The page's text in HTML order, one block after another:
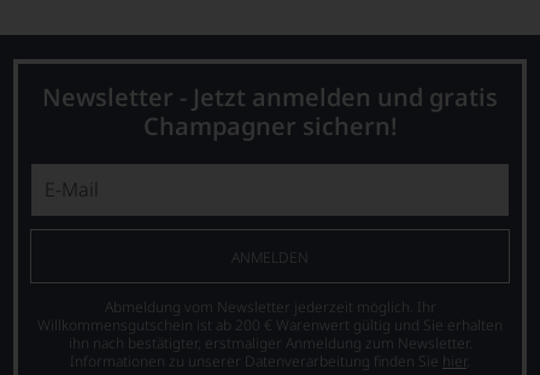
Newsletter - Jetzt anmelden und gratis
Champagner sichern!
ANMELDEN
Abmeldung vom Newsletter jederzeit möglich. Ihr
Willkommensgutschein ist ab 200 € Warenwert gültig und Sie erhalten
ihn nach bestätigter, erstmaliger Anmeldung zum Newsletter.
Informationen zu unserer Datenverarbeitung finden Sie hier.